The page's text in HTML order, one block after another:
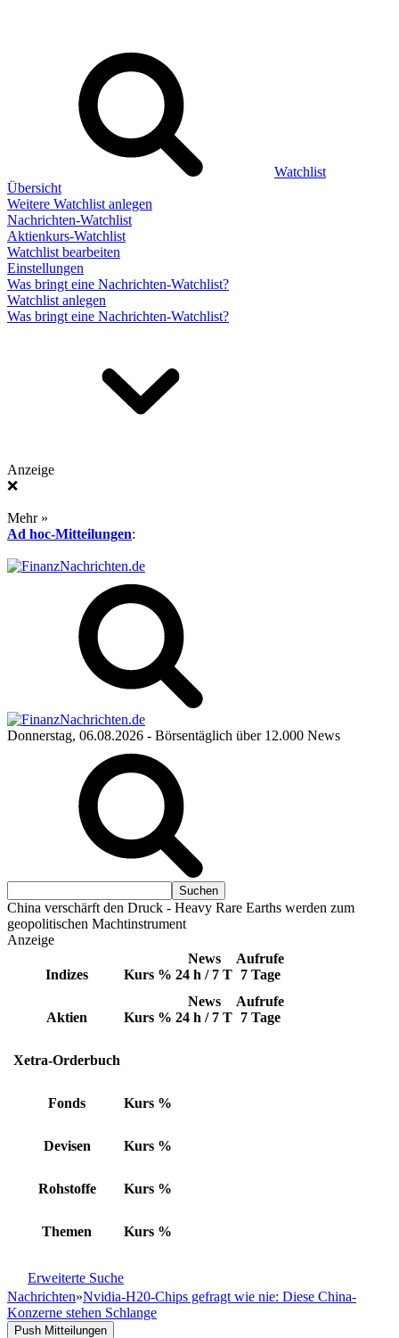
Watchlist
Übersicht
Weitere Watchlist anlegen
Nachrichten-Watchlist
Aktienkurs-Watchlist
Watchlist bearbeiten
Einstellungen
Was bringt eine Nachrichten-Watchlist?
Watchlist anlegen
Was bringt eine Nachrichten-Watchlist?
Anzeige
❌
Mehr »
Ad hoc-Mitteilungen:
Donnerstag, 06.08.2026 - Börsentäglich über 12.000 News
China verschärft den Druck - Heavy Rare Earths werden zum
geopolitischen Machtinstrument
Anzeige
Indizes Kurs %
News
24 h / 7 T
Aufrufe
7 Tage
Aktien Kurs %
News
24 h / 7 T
Aufrufe
7 Tage
Xetra-Orderbuch
Fonds Kurs %
Devisen Kurs %
Rohstoffe Kurs %
Themen Kurs %
Erweiterte Suche
Nachrichten»Nvidia-H20-Chips gefragt wie nie: Diese China-
Konzerne stehen Schlange
Push Mitteilungen